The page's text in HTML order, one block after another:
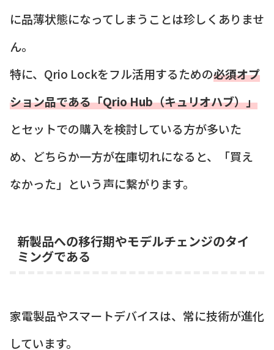
に品薄状態になってしまうことは珍しくありませ
ん。
特に、Qrio Lockをフル活用するための必須オプ
ション品である「Qrio Hub（キュリオハブ）」
とセットでの購入を検討している方が多いた
め、どちらか一方が在庫切れになると、「買え
なかった」という声に繋がります。
新製品への移行期やモデルチェンジのタイ
ミングである
家電製品やスマートデバイスは、常に技術が進化
しています。